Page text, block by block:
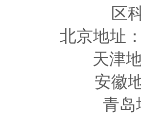
区
北京地址
天津
安徽
青岛